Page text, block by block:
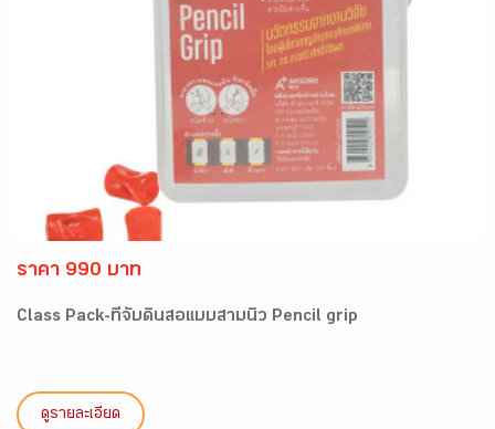
ราคา 990 บาท
Class Pack-ที่จับดินสอแบบสามนิ้ว Pencil grip
ดูรายละเอียด